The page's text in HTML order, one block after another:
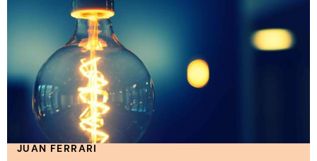
JUAN FERRARI